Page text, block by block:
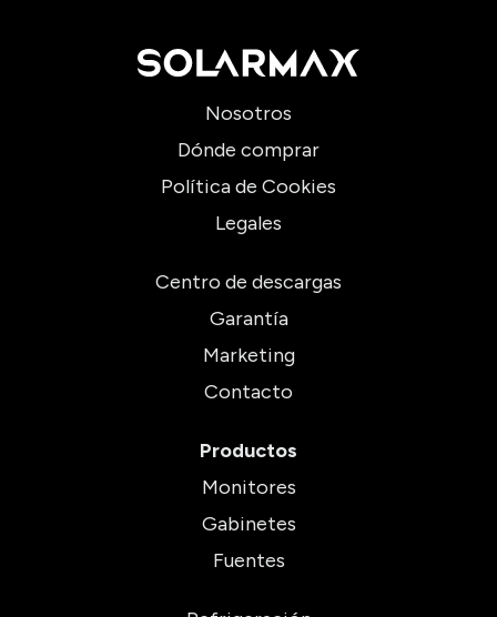
Nosotros
Dónde comprar
Política de Cookies
Legales
Centro de descargas
Garantía
Marketing
Contacto
Productos
Monitores
Gabinetes
Fuentes